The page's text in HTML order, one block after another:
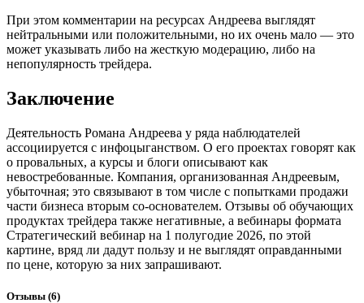
При этом комментарии на ресурсах Андреева выглядят
нейтральными или положительными, но их очень мало — это
может указывать либо на жесткую модерацию, либо на
непопулярность трейдера.
Заключение
Деятельность Романа Андреева у ряда наблюдателей
ассоциируется с инфоцыганством. О его проектах говорят как
о провальных, а курсы и блоги описывают как
невостребованные. Компания, организованная Андреевым,
убыточная; это связывают в том числе с попытками продажи
части бизнеса вторым со-основателем. Отзывы об обучающих
продуктах трейдера также негативные, а вебинары формата
Стратегический вебинар на 1 полугодие 2026, по этой
картине, вряд ли дадут пользу и не выглядят оправданными
по цене, которую за них запрашивают.
Отзывы (6)